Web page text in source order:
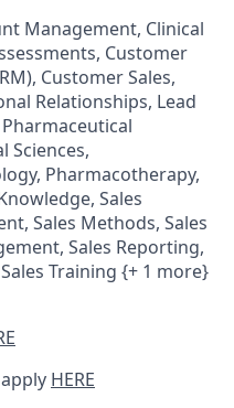
Management, Clinical
Customer
Customer Sales,
Relationships, Lead
Sciences,
Pharmacotherapy,
Sales
Sales Methods, Sales
Sales Reporting,
Training {+ 1 more}
HERE